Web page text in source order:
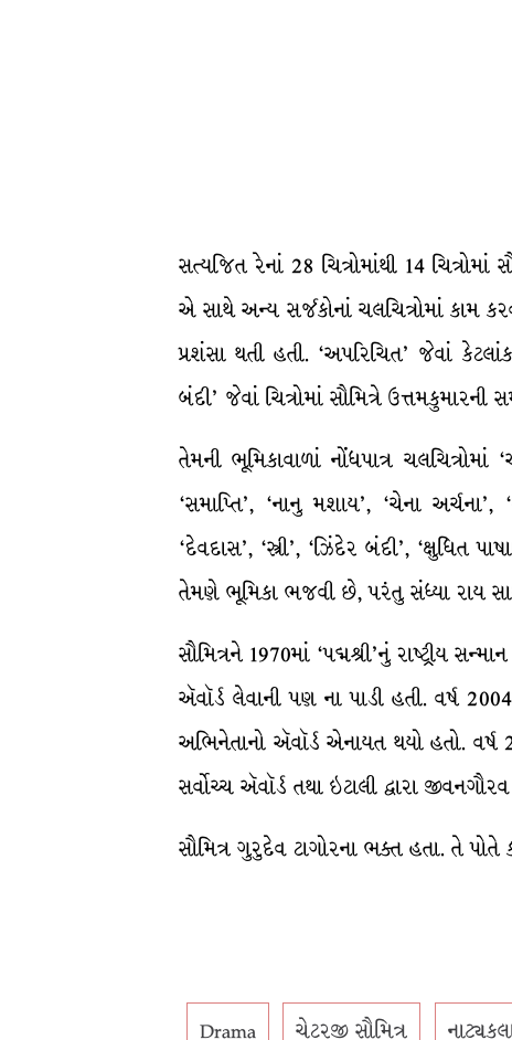
સત્યજિત રેનાં 28 ચિત્રોમાંથી 14
એ સાથે અન્ય સર્જકોનાં ચલચિત્રોમાં કામ
પ્રશંસા થતી હતી. ‘અપરિચિત’ જેવાં
બંદી’ જેવાં ચિત્રોમાં સૌમિત્રે ઉત્તમકુમારની
તેમની ભૂમિકાવાળાં નોંધપાત્ર
‘સમાપ્તિ’, ‘નાનુ મશાય’, ‘ચેના
‘દેવદાસ’, ‘સ્ત્રી’, ‘ઝિંદેર બંદી’,
તેમણે ભૂમિકા ભજવી છે, પરંતુ સંધ્યા રાય
સૌમિત્રને 1970માં ‘પદ્મશ્રી’નું
ઍવૉર્ડ લેવાની પણ ના પાડી હતી. વર્ષ
અભિનેતાનો ઍવૉર્ડ એનાયત થયો હતો. વર્ષ
સર્વોચ્ચ ઍવૉર્ડ તથા ઇટાલી દ્વારા
સૌમિત્ર ગુરુદેવ ટાગોરના ભક્ત હતા. તે
Drama ચેટરજી સૌમિત્ર